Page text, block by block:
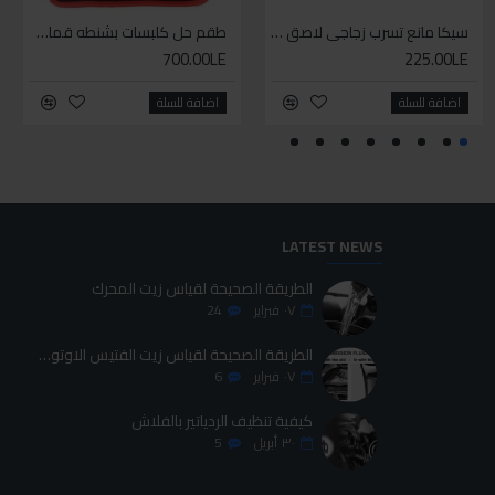
سيليكون متعدد الاستخدام
70.00LE
اضافة للسلة
طقم حل كلبسات بشنطه قماش ١٩ قطعه للخدمات الشاقه
700.00LE
اضافة للسلة
سيكا مانع تسرب زجاجي لاصق اسود 600 مل
225.00LE
اضافة للسلة
طقم حل كلبسات بشنطه قماش ١٩ قطعه للخدمات الشاقه
700.00LE
اضافة للسلة
LATEST NEWS
الطريقة الصحيحة لقياس زيت المحرك
٠٧ فبراير 24
الطريقة الصحيحة لقياس زيت الفتيس الاوتوماتيك
٠٧ فبراير 6
كيفية تنظيف الردياتير بالفلاش
٣٠ أبريل 5